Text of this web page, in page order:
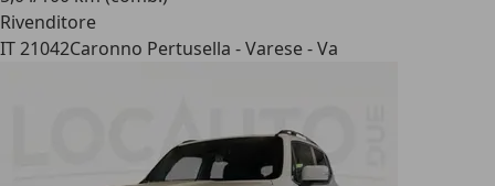
Rivenditore
IT 21042Caronno Pertusella - Varese - Va